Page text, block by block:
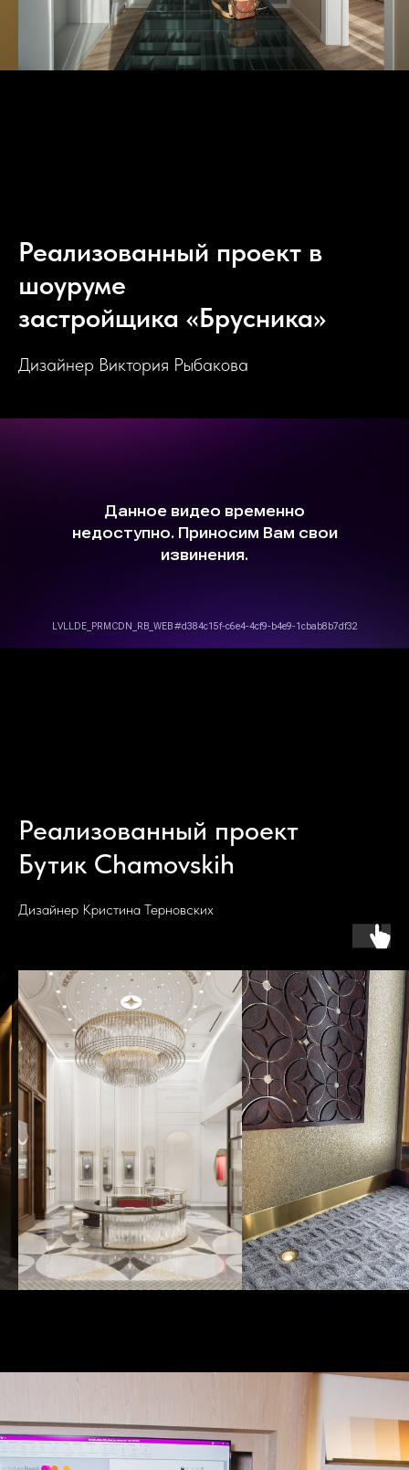
Реализованный проект в
шоуруме
застройщика «Брусника»
Дизайнер Виктория Рыбакова
Реализованный проект
Бутик Chamovskih
Дизайнер Кристина Терновских